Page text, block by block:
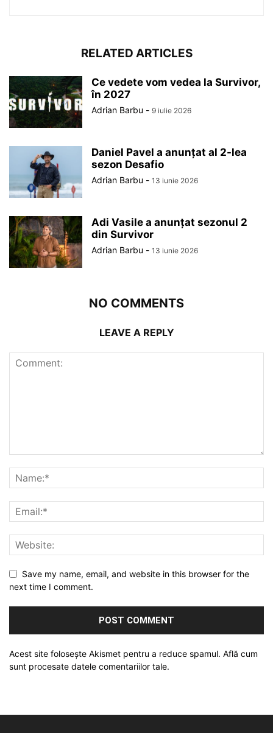
RELATED ARTICLES
Ce vedete vom vedea la Survivor,
în 2027
Adrian Barbu - 9 iulie 2026
Daniel Pavel a anunțat al 2-lea
sezon Desafio
Adrian Barbu - 13 iunie 2026
Adi Vasile a anunțat sezonul 2
din Survivor
Adrian Barbu - 13 iunie 2026
NO COMMENTS
LEAVE A REPLY
Save my name, email, and website in this browser for the
next time I comment.
Acest site folosește Akismet pentru a reduce spamul. Află cum
sunt procesate datele comentariilor tale.